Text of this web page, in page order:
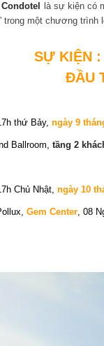
là sự kiện có
trong một chương
SỰ KIỆN :
ĐẦU
thứ Bảy, ngày 9
Ballroom, tầng 2
Chủ Nhật, ngày 10
Gem Center, 08